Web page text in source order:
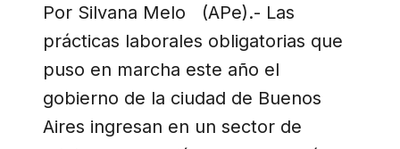
Por Silvana Melo (APe).- Las
prácticas laborales obligatorias que
puso en marcha este año el
gobierno de la ciudad de Buenos
Aires ingresan en un sector de